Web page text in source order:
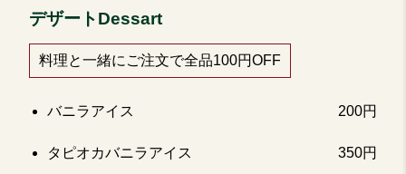
デザートDessart
料理と一緒にご注文で全品100円OFF
バニラアイス 200円
タピオカバニラアイス 350円